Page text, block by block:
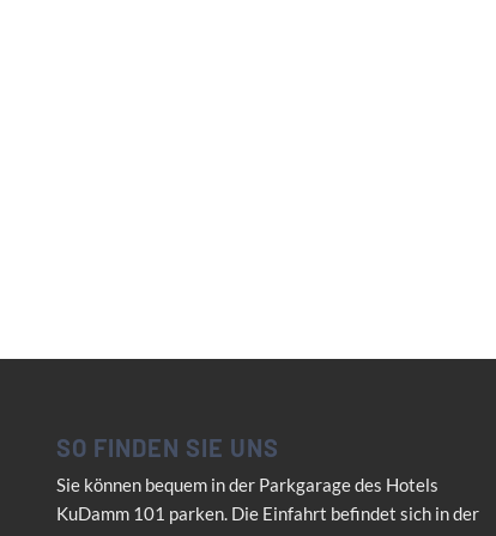
SO FINDEN SIE UNS
Sie können bequem in der Parkgarage des Hotels
KuDamm 101 parken. Die Einfahrt befindet sich in der